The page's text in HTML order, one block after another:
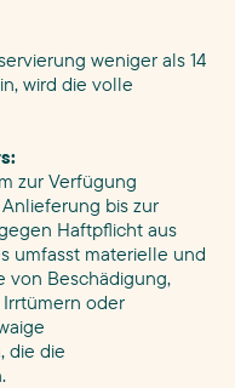
weniger als 14
wird die volle
zur Verfügung
bis zur
Haftpflicht aus
umfasst materielle und
von Beschädigung,
oder
die die